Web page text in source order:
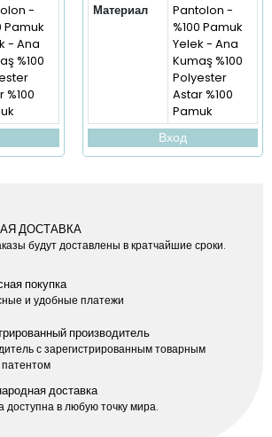
-
Pamuk
- Ana
%100
%100
Материал
Pantolon -
%100 Pamuk
Yelek - Ana
Kumaş %100
Polyester
Astar %100
Pamuk
Вход
ДОСТАВКА
будут доставлены в кратчайшие сроки.
покупка
и удобные платежи
производитель
с зарегистрированным товарным
доставка
доступна в любую точку мира.